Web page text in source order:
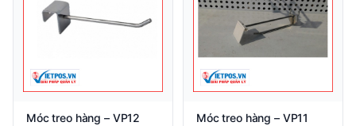
Móc treo hàng – VP12 Móc treo hàng – VP11